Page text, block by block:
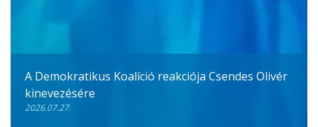
A Demokratikus Koalíció reakciója Csendes Olivér
kinevezésére
2026.07.27.